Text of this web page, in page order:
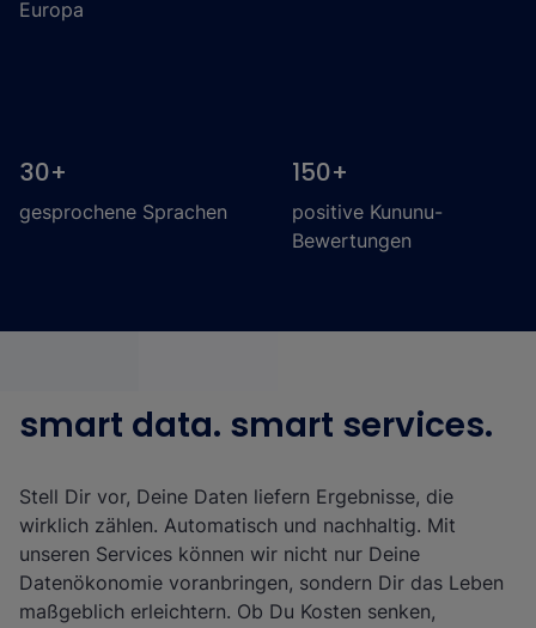
Europa
30+
gesprochene Sprachen
150+
positive Kununu-
Bewertungen
smart data. smart services.
Stell Dir vor, Deine Daten liefern Ergebnisse, die
wirklich zählen. Automatisch und nachhaltig. Mit
unseren Services können wir nicht nur Deine
Datenökonomie voranbringen, sondern Dir das Leben
maßgeblich erleichtern. Ob Du Kosten senken,